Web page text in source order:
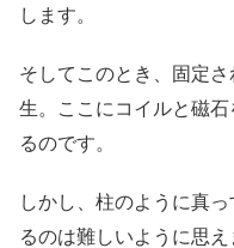
します。
そしてこのとき、固定
生。ここにコイルと磁
るのです。
しかし、柱のように真
るのは難しいように思え